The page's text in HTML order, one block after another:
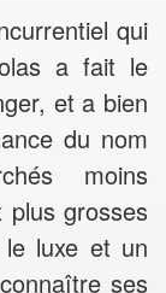
qui
a fait le
et a bien
du nom
moins
plus grosses
le luxe et un
ses